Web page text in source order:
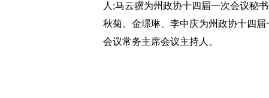
人;马云骥为州政协十四届一次会议秘
秋菊、金璟琳、李中庆为州政协十四
会议常务主席会议主持人。